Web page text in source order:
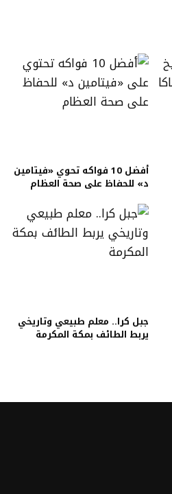
أفضل 10 فواكه تحوي «فيتامين
د» للحفاظ على صحة العظام
جبل كرا.. معلم طبيعي وتاريخي
يربط الطائف بمكة المكرمة